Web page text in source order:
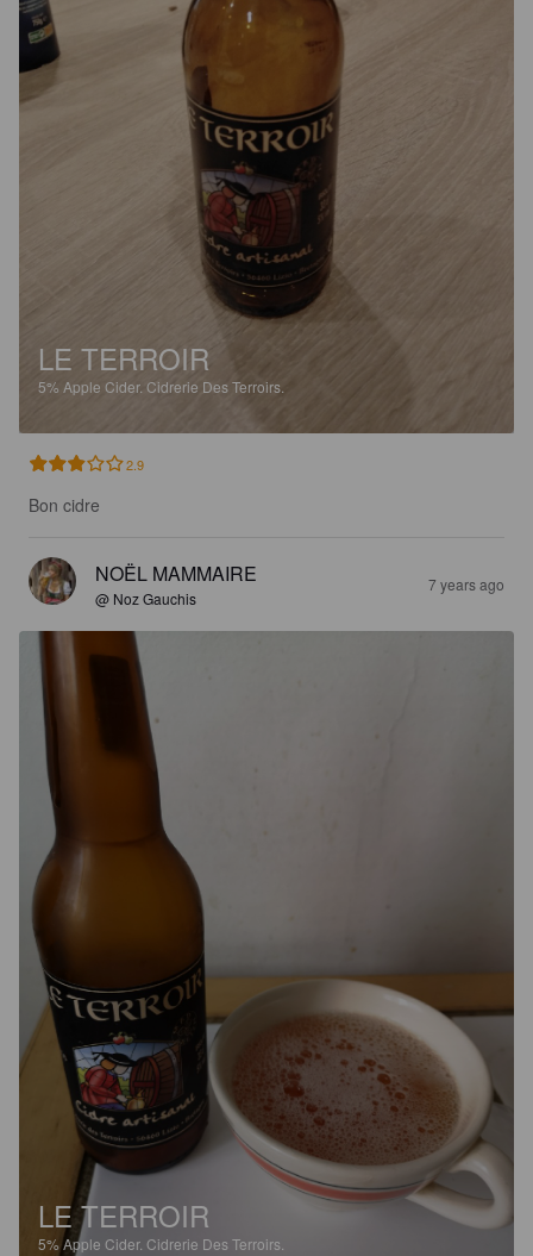
LE TERROIR
5% Apple Cider. Cidrerie Des Terroirs.
2.9
Bon cidre
NOËL MAMMAIRE
@ Noz Gauchis
7 years ago
LE TERROIR
5%Apple Cider. Cidrerie Des Terroirs.